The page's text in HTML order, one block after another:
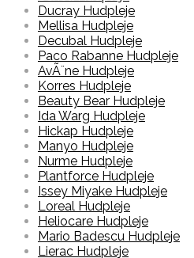
Ducray Hudpleje
Mellisa Hudpleje
Decubal Hudpleje
Paco Rabanne Hudpleje
AvÃ¨ne Hudpleje
Korres Hudpleje
Beauty Bear Hudpleje
Ida Warg Hudpleje
Hickap Hudpleje
Manyo Hudpleje
Nurme Hudpleje
Plantforce Hudpleje
Issey Miyake Hudpleje
Loreal Hudpleje
Heliocare Hudpleje
Mario Badescu Hudpleje
Lierac Hudpleje